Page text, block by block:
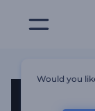
Would you